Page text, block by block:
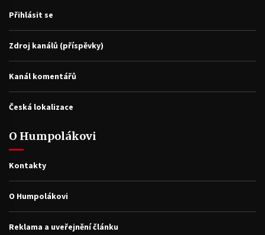
Přihlásit se
Zdroj kanálů (příspěvky)
Kanál komentářů
Česká lokalizace
O Humpolákovi
Kontakty
O Humpolákovi
Reklama a uveřejnění článku